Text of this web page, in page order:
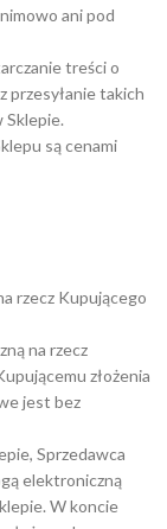
ani pod
treści o
przesyłanie takich
są cenami
rzecz Kupującego
na rzecz
złożenia
jest bez
Sprzedawca
elektroniczną
W koncie